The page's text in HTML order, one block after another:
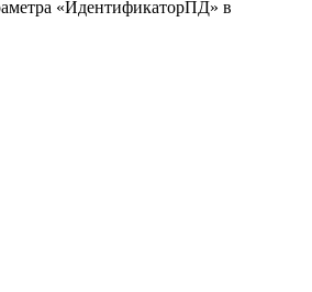
«ИдентификаторПД» в